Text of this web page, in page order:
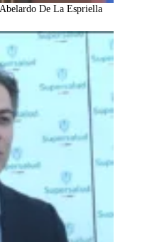
De La Espriella